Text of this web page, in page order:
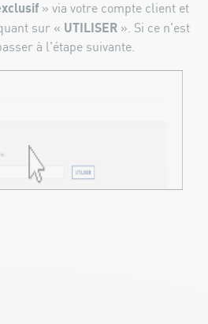
» via votre compte client et
sur « UTILISER ». Si ce n'est
à l'étape suivante.